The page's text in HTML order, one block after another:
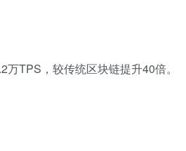
TPS，较传统区块链提升40倍。